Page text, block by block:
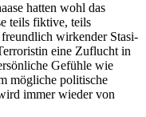
hatten wohl das
teils fiktive, teils
wirkender Stasi-
eine Zuflucht in
Gefühle wie
mögliche politische
immer wieder von